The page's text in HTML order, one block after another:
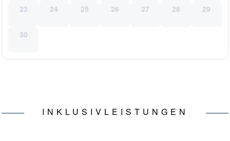
23 24 25 26 27 28 29
30
INKLUSIVLEISTUNGEN